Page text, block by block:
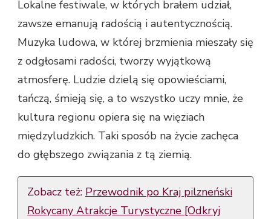
Lokalne festiwale, w których brałem udział,
zawsze emanują radością i autentycznością.
Muzyka ludowa, w której brzmienia mieszały się
z odgłosami radości, tworzy wyjątkową
atmosferę. Ludzie dzielą się opowieściami,
tańczą, śmieją się, a to wszystko uczy mnie, że
kultura regionu opiera się na więziach
międzyludzkich. Taki sposób na życie zachęca
do głębszego związania z tą ziemią.
Zobacz też: Przewodnik po Kraj pilzneński
Rokycany Atrakcje Turystyczne [Odkryj